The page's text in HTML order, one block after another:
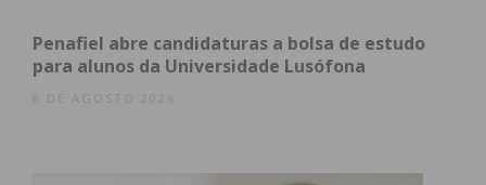
obtenha de forma regular a informação
Penafiel abre candidaturas a bolsa de estudo
para alunos da Universidade Lusófona
8 DE AGOSTO 2026